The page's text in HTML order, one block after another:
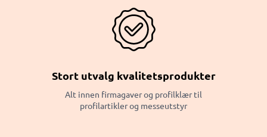
Stort utvalg kvalitetsprodukter
Alt innen firmagaver og profilklær til
profilartikler og messeutstyr